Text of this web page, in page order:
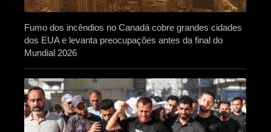
Fumo dos incêndios no Canadá cobre grandes cidades
dos EUA e levanta preocupações antes da final do
Mundial 2026